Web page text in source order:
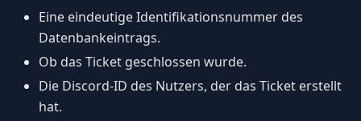
Eine eindeutige Identifikationsnummer des
Datenbankeintrags.
Ob das Ticket geschlossen wurde.
Die Discord-ID des Nutzers, der das Ticket erstellt
hat.